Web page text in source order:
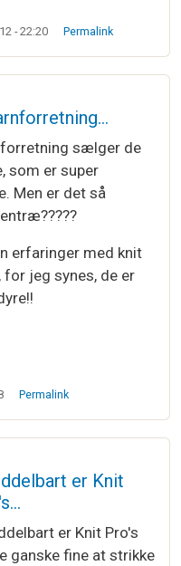
- 22:20 Permalink
sælger de
som er super
Men er det så
erfaringer med knit
for jeg synes, de er
Permalink
garnforretning…af
er Knit
er Knit Pro's
ganske fine at strikke